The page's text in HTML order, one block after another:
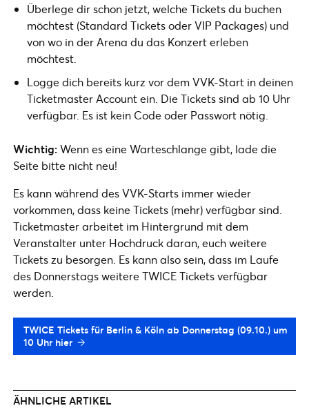
Überlege dir schon jetzt, welche Tickets du buchen
möchtest (Standard Tickets oder VIP Packages) und
von wo in der Arena du das Konzert erleben
möchtest.
Logge dich bereits kurz vor dem VVK-Start in deinen
Ticketmaster Account ein. Die Tickets sind ab 10 Uhr
verfügbar. Es ist kein Code oder Passwort nötig.
Wichtig:Wenn es eine Warteschlange gibt, lade die
Seite bitte nicht neu!
Es kann während des VVK-Starts immer wieder
vorkommen, dass keine Tickets (mehr) verfügbar sind.
Ticketmaster arbeitet im Hintergrund mit dem
Veranstalter unter Hochdruck daran, euch weitere
Tickets zu besorgen. Es kann also sein, dass im Laufe
des Donnerstags weitere TWICE Tickets verfügbar
werden.
TWICE Tickets für Berlin & Köln ab Donnerstag (09.10.) um
10 Uhr hier
ÄHNLICHE ARTIKEL